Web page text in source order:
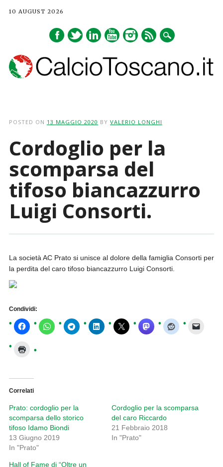
10 AUGUST 2026
POSTED ON 13 MAGGIO 2020 BY VALERIO LONGHI
Cordoglio per la
scomparsa del
tifoso biancazzurro
Luigi Consorti.
La società AC Prato si unisce al dolore della famiglia Consorti per
la perdita del caro tifoso biancazzurro Luigi Consorti.
Condividi:
Correlati
Prato: cordoglio per la
scomparsa dello storico
tifoso Idamo Biondi
13 Giugno 2019
In "Prato"
Cordoglio per la scomparsa
del caro Riccardo
21 Febbraio 2018
In "Prato"
Hall of Fame di “Oltre un